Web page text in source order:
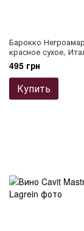
Барокко
красное сухое,
495 грн
Купить